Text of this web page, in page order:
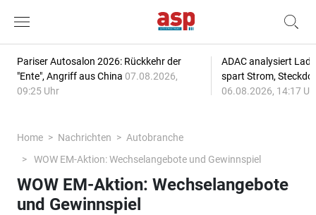
Pariser Autosalon 2026: Rückkehr der
"Ente", Angriff aus China 07.08.2026,
09:25 Uhr
ADAC analysiert
spart Strom,
06.08.2026, 14:17
Home Nachrichten
Autobranche
WOW EM-Aktion: Wechselangebote und Gewinnspiel
WOW EM-Aktion: Wechselangebote
und Gewinnspiel